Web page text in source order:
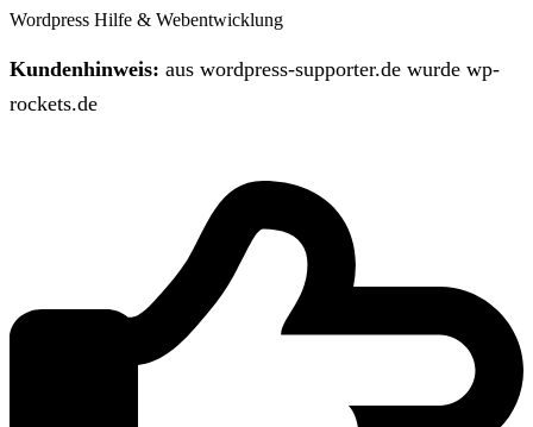
Wordpress Hilfe & Webentwicklung
Kundenhinweis: aus wordpress-supporter.de wurde wp-
rockets.de